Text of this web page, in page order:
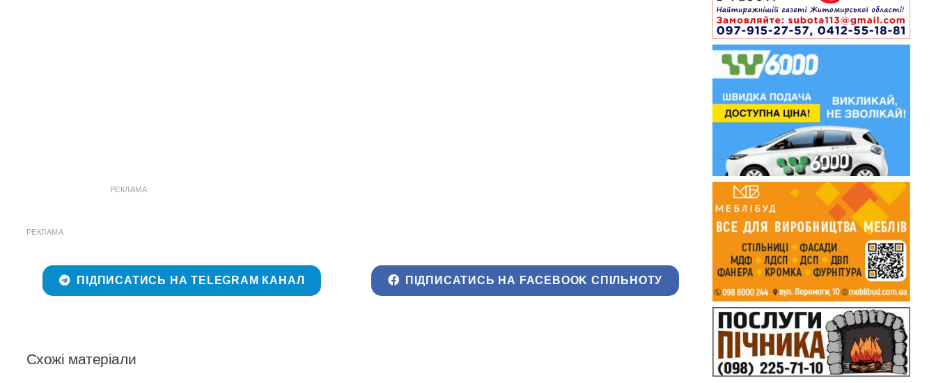
РЕКЛАМА
РЕКЛАМА
ПІДПИСАТИСЬ НА TELEGRAM КАНАЛ ПІДПИСАТИСЬ НА FACEBOOK СПІЛЬНОТУ
Схожі матеріали